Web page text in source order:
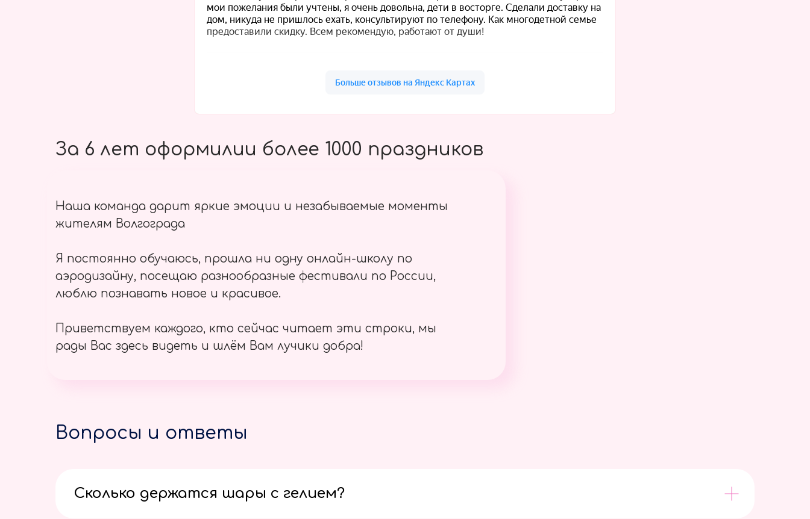
За 6 лет оформилии более 1000 праздников
Наша команда дарит яркие эмоции и незабываемые моменты
жителям Волгограда
Я постоянно обучаюсь, прошла ни одну онлайн-школу по
аэродизайну, посещаю разнообразные фестивали по России,
люблю познавать новое и красивое.
Приветствуем каждого, кто сейчас читает эти строки, мы
рады Вас здесь видеть и шлём Вам лучики добра!
Вопросы и ответы
Сколько держатся шары с гелием?